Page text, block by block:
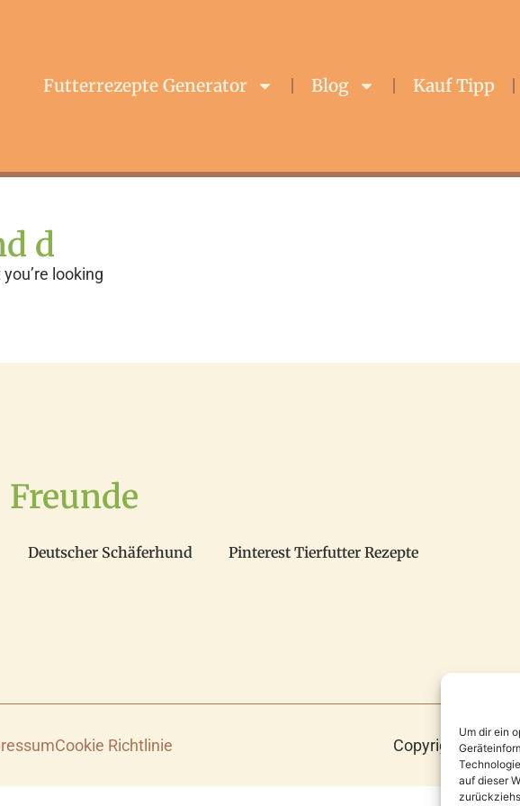
Um dir ein
auf dieser
Futterrezepte Generator Blog Kauf Tipp
d
looking
Freunde
Deutscher Schäferhund Pinterest Tierfutter Rezepte
Cookie Richtlinie Copyright 2025